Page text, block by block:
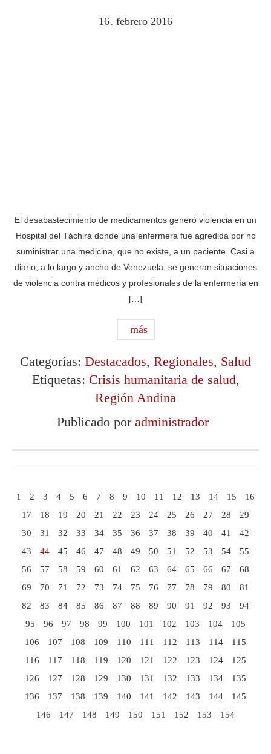
16 febrero 2016
El desabastecimiento de medicamentos generó violencia en un
Hospital del Táchira donde una enfermera fue agredida por no
suministrar una medicina, que no existe, a un paciente. Casi a
diario, a lo largo y ancho de Venezuela, se generan situaciones
de violencia contra médicos y profesionales de la enfermería en
[…]
más
Categorías: Destacados, Regionales, Salud
Etiquetas: Crisis humanitaria de salud,
Región Andina
Publicado por administrador
1 2 3 4 5 6 7 8 9 10 11 12 13 14 15
16
17
18 19 20 21 22 23 24 25 26 27 28
29
30
31 32 33 34 35 36 37 38 39 40 41
42
43
44 45 46 47 48 49 50 51 52 53 54
55
56
57 58 59 60 61 62 63 64 65 66 67
68
69
70 71 72 73 74 75 76 77 78 79 80
81
82
83 84 85 86 87 88 89 90 91 92 93
94
95
96 97 98 99 100 101 102 103 104
105
106
107 108 109 110 111 112 113 114
115
116
117 118 119 120 121 122 123 124
125
126
127 128 129 130 131 132 133 134
135
136
137 138 139 140 141 142 143 144
145
146
147 148 149 150 151 152 153 154